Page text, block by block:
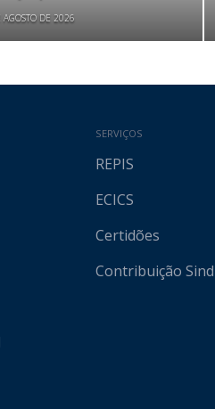
AGOSTO DE 2026
SERVIÇOS
REPIS
ECICS
Certidões
Contribuição